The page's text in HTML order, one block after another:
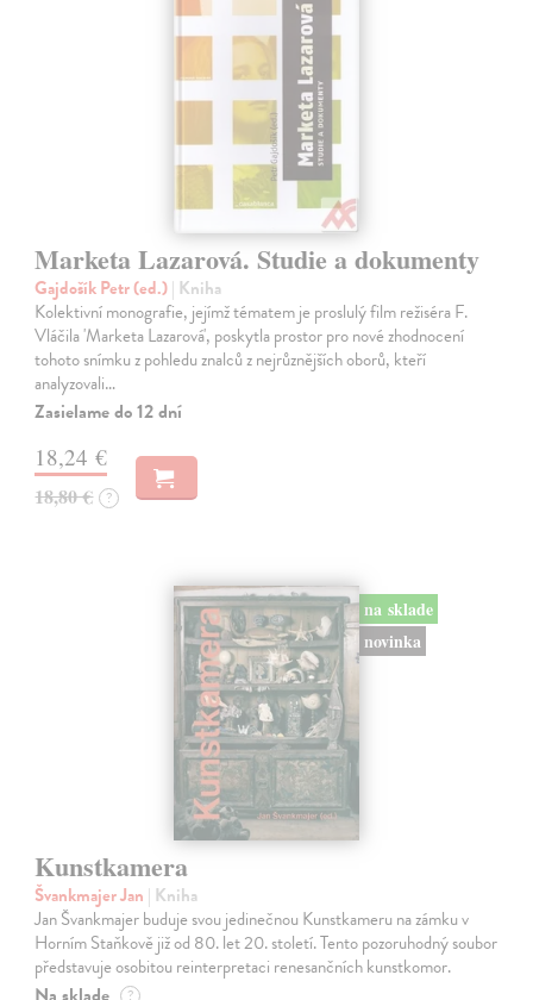
Marketa Lazarová. Studie a dokumenty
Gajdošík Petr (ed.)| Kniha
Kolektivní monografie, jejímž tématem je proslulý film režiséra F.
Vláčila 'Marketa Lazarová', poskytla prostor pro nové zhodnocení
tohoto snímku z pohledu znalců z nejrůznějších oborů, kteří
analyzovali…
Zasielame do 12 dní
18,24 €
18,80 € ?
na sklade
novinka
Kunstkamera
Švankmajer Jan | Kniha
Jan Švankmajer buduje svou jedinečnou Kunstkameru na zámku v
Horním Staňkově již od 80. let 20. století. Tento pozoruhodný soubor
představuje osobitou reinterpretaci renesančních kunstkomor.